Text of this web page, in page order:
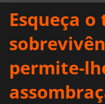
SOFTWARE
REWARDS
NOTÍCIAS
Esqueça
permite-